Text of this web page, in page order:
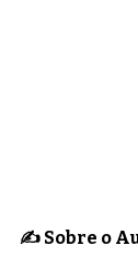
✍️ Sobre o